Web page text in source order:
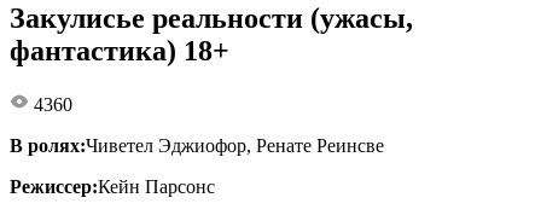
Закулисье реальности (ужасы,
фантастика) 18+
4360
В ролях:Чиветел Эджиофор, Ренате Реинсве
Режиссер:Кейн Парсонс